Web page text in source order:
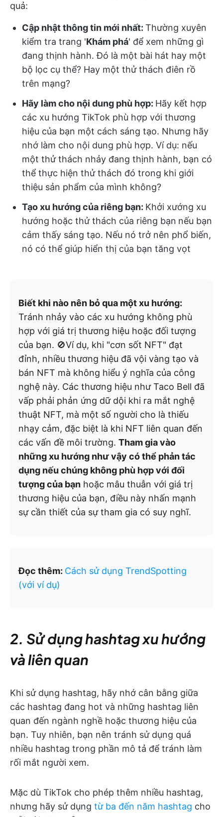
quả:
Cập nhật thông tin mới nhất: Thường xuyên
kiểm tra trang 'Khám phá' để xem những gì
đang thịnh hành. Đó là một bài hát hay một
bộ lọc cụ thể? Hay một thử thách điên rồ
trên mạng?
Hãy làm cho nội dung phù hợp: Hãy kết hợp
các xu hướng TikTok phù hợp với thương
hiệu của bạn một cách sáng tạo. Nhưng hãy
nhớ làm cho nội dung phù hợp. Ví dụ: nếu
một thử thách nhảy đang thịnh hành, bạn có
thể thực hiện thử thách đó trong khi giới
thiệu sản phẩm của mình không?
Tạo xu hướng của riêng bạn: Khởi xướng xu
hướng hoặc thử thách của riêng bạn nếu bạn
cảm thấy sáng tạo. Nếu nó trở nên phổ biến,
nó có thể giúp hiển thị của bạn tăng vọt
Biết khi nào nên bỏ qua một xu hướng:
Tránh nhảy vào các xu hướng không phù
hợp với giá trị thương hiệu hoặc đối tượng
của bạn. 🚫Ví dụ, khi "cơn sốt NFT" đạt
đỉnh, nhiều thương hiệu đã vội vàng tạo và
bán NFT mà không hiểu ý nghĩa của công
nghệ này. Các thương hiệu như Taco Bell đã
vấp phải phản ứng dữ dội khi ra mắt nghệ
thuật NFT, mà một số người cho là thiếu
nhạy cảm, đặc biệt là khi NFT liên quan đến
các vấn đề môi trường. Tham gia vào
những xu hướng như vậy có thể phản tác
dụng nếu chúng không phù hợp với đối
tượng của bạn hoặc mâu thuẫn với giá trị
thương hiệu của bạn, điều này nhấn mạnh
sự cần thiết của sự tham gia có suy nghĩ.
Đọc thêm: Cách sử dụng TrendSpotting
(với ví dụ)
2. Sử dụng hashtag xu hướng
và liên quan
Khi sử dụng hashtag, hãy nhớ cân bằng giữa
các hashtag đang hot và những hashtag liên
quan đến ngành nghề hoặc thương hiệu của
bạn. Tuy nhiên, bạn nên tránh sử dụng quá
nhiều hashtag trong phần mô tả để tránh làm
rối mắt người xem.
Mặc dù TikTok cho phép thêm nhiều hashtag,
nhưng hãy sử dụng từ ba đến năm hashtag cho